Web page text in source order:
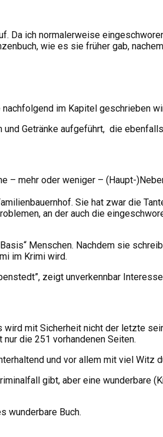
Da ich normalerweise
wie es sie früher gab,
im Kapitel geschrieben
Getränke aufgeführt, die
– mehr oder weniger – (Haupt-
Sie hat zwar die
an der auch die
Menschen. Nachdem sie
im Krimi wird.
zeigt unverkennbar Interesse
mit Sicherheit nicht der letzte
die 251 vorhandenen Seiten.
und vor allem mit viel Witz
gibt, aber eine wunderbare
wunderbare Buch.